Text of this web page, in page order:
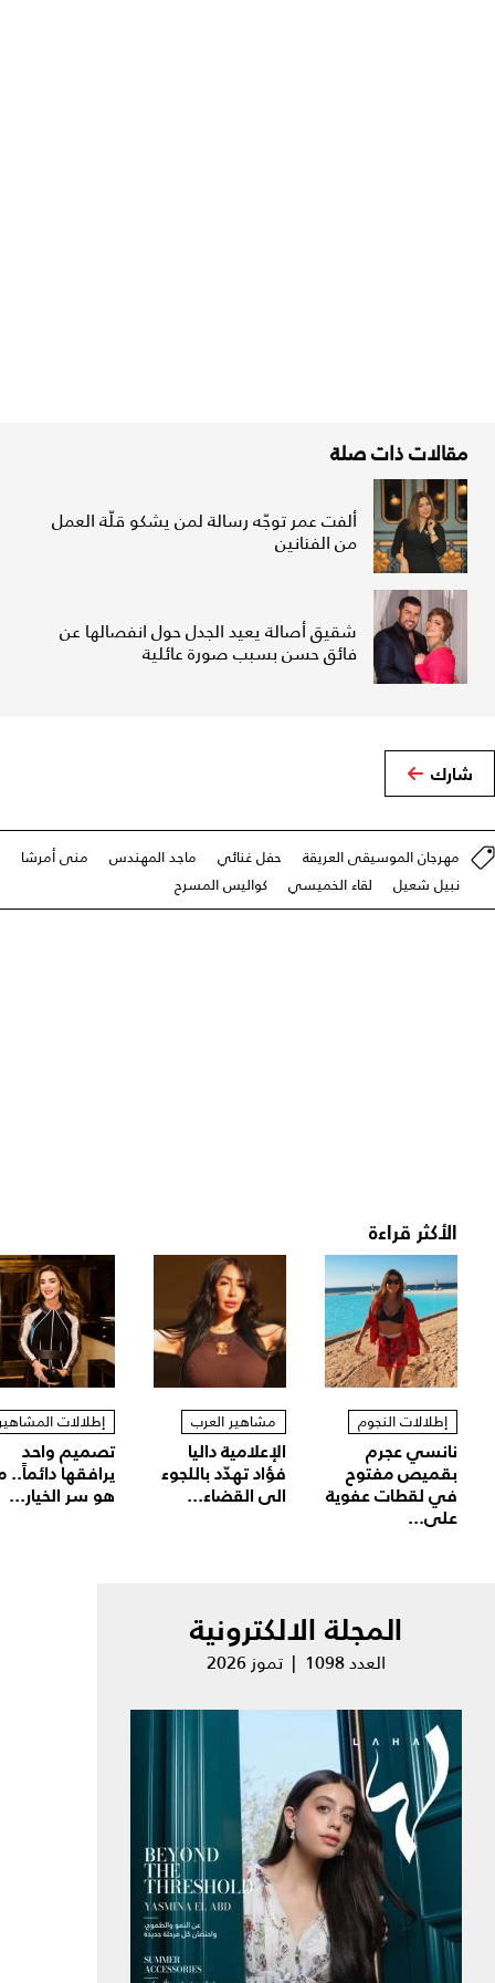
مقالات ذات صلة
ألفت عمر توجّه رسالة لمن يشكو قلّة العمل
من الفنانين
شقيق أصالة يعيد الجدل حول انفصالها عن
فائق حسن بسبب صورة عائلية
شارك
مهرجان الموسيقى العريقة حفل غنائي ماجد المهندس
منى أمرشا
نبيل شعيل
لقاء الخميسي كواليس المسرح
الأكثر قراءة
إطلالات النجوم
نانسي عجرم
بقميص مفتوح
في لقطات عفوية
على...
مشاهير العرب
الإعلامية داليا
فؤاد تهدّد باللجوء
الى القضاء...
إطلالات
تصميم واحد
يرافقها دائماً..
هو سر الخيار...
المجلة الالكترونية
العدد 1098 | تموز 2026